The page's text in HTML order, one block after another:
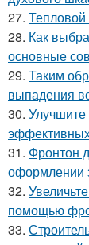
27.
28. Как
основные
29. Таким
выпадения
30.
31. Фронтон
оформлении
32.
помощью
33.